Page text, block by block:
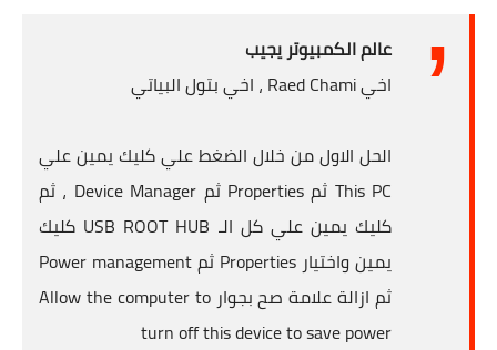
عالم الكمبيوتر يجيب
اخي Raed Chami ، اخي بتول البياتي
الحل الاول من خلال الضغط علي كليك يمين علي
This PC ثم Properties ثم Device Manager ، ثم
كليك يمين علي كل الـ USB ROOT HUB كليك
يمين واختيار Properties ثم Power management
ثم ازالة علامة صح بجوار Allow the computer to
turn off this device to save power